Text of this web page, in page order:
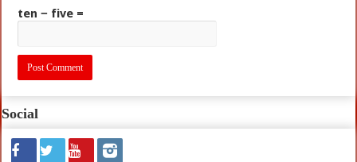
ten − five =
Social